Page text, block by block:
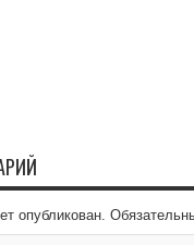
опубликован.